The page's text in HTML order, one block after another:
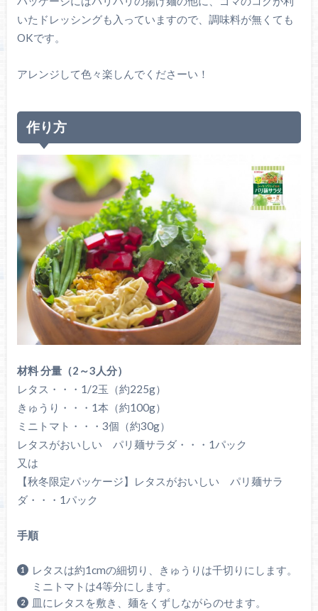
いたドレッシングも入っていますので、調味料が無くても
OKです。
アレンジして色々楽しんでくださーい！
作り方
材料 分量（2～3人分）
レタス・・・1/2玉（約225g）
きゅうり・・・1本（約100g）
ミニトマト・・・3個（約30g）
レタスがおいしい パリ麺サラダ・・・1パック
又は
【秋冬限定パッケージ】レタスがおいしい パリ麺サラ
ダ・・・1パック
手順
レタスは約1cmの細切り、きゅうりは千切りにします。
ミニトマトは4等分にします。
皿にレタスを敷き、麺をくずしながらのせます。